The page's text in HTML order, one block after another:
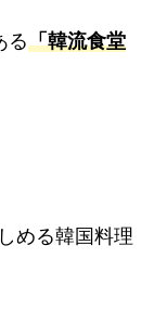
る「韓流食堂
める韓国料理